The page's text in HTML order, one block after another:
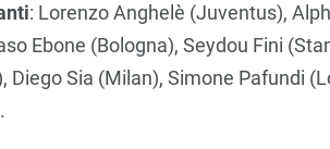
: Lorenzo Anghelè (Juventus),
Ebone (Bologna), Seydou Fini
Diego Sia (Milan), Simone Pafundi